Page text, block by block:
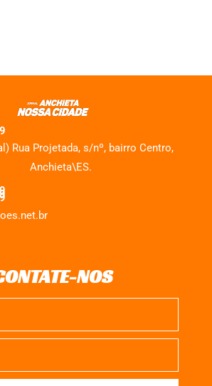
Rua Projetada, s/nº, bairro Centro,
Anchieta\ES.
NOS